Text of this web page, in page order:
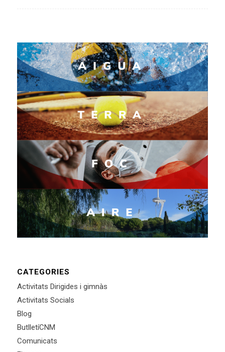
CATEGORIES
Activitats Dirigides i gimnàs
Activitats Socials
Blog
ButlletíCNM
Comunicats